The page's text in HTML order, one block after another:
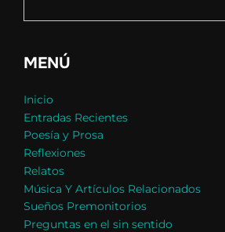
MENÚ
Inicio
Entradas Recientes
Poesía y Prosa
Reflexiones
Relatos
Música Y Artículos Relacionados
Sueños Premonitorios
Preguntas en el sin sentido